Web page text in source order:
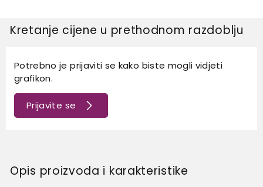
Kretanje cijene u prethodnom razdoblju
Potrebno je prijaviti se kako biste mogli vidjeti
grafikon.
Prijavite se
Opis proizvoda i karakteristike